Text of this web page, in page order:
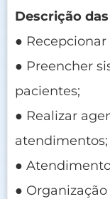
Descrição
●
● Preencher
pacientes;
● Realizar
atendimentos;
●
●